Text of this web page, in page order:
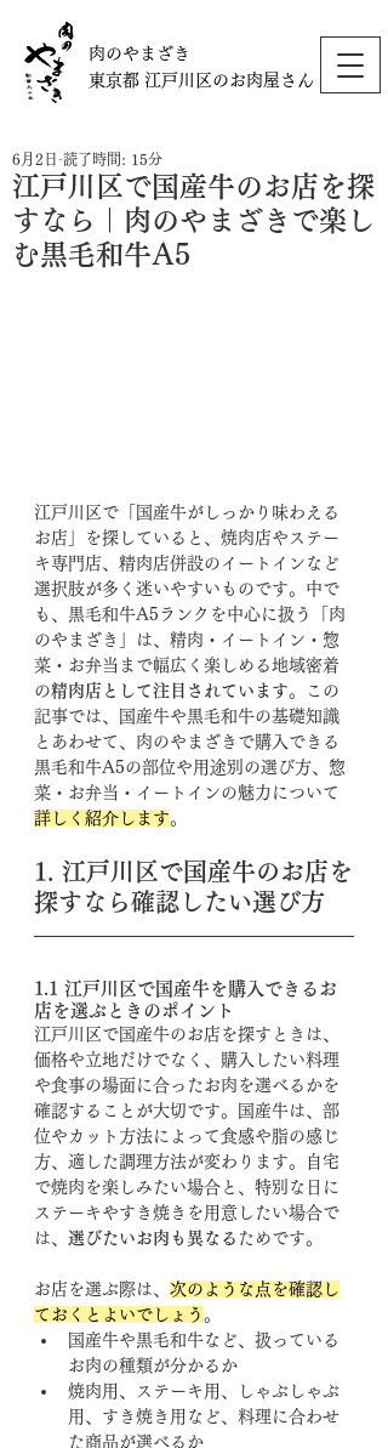
肉のやまざき
東京都 江戸川区のお肉屋さん
江戸川区で国産牛のお店を探
すなら｜肉のやまざきで楽し
む黒毛和牛A5
6月2日 読了時間: 15分
江戸川区で「国産牛がしっかり味わえる
お店」を探していると、焼肉店やステー
キ専門店、精肉店併設のイートインなど
選択肢が多く迷いやすいものです。中で
も、黒毛和牛A5ランクを中心に扱う「肉
のやまざき」は、精肉・イートイン・惣
菜・お弁当まで幅広く楽しめる地域密着
の精肉店として注目されています。この
記事では、国産牛や黒毛和牛の基礎知識
とあわせて、肉のやまざきで購入できる
黒毛和牛A5の部位や用途別の選び方、惣
菜・お弁当・イートインの魅力について
詳しく紹介します。
1. 江戸川区で国産牛のお店を
探すなら確認したい選び方
1.1 江戸川区で国産牛を購入できるお
店を選ぶときのポイント
江戸川区で国産牛のお店を探すときは、
価格や立地だけでなく、購入したい料理
や食事の場面に合ったお肉を選べるかを
確認することが大切です。国産牛は、部
位やカット方法によって食感や脂の感じ
方、適した調理方法が変わります。自宅
で焼肉を楽しみたい場合と、特別な日に
ステーキやすき焼きを用意したい場合で
は、 選びたいお肉も異なる ためです。
お店を選ぶ際は、 次のような点を確認し
ておくとよいでしょう 。
国産牛や黒毛和牛など、扱っている
お肉の種類が分かるか
焼肉用、ステーキ用、しゃぶしゃぶ
用、すき焼き用など、料理に合わせ
た商品が選べるか